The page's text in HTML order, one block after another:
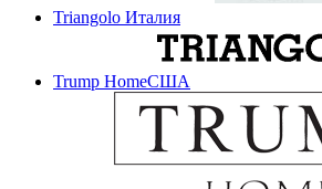
Triangolo Италия
Trump HomeСША